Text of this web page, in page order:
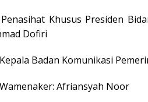
Khusus Presiden
Dofiri
Badan Komunikasi
Afriansyah Noor